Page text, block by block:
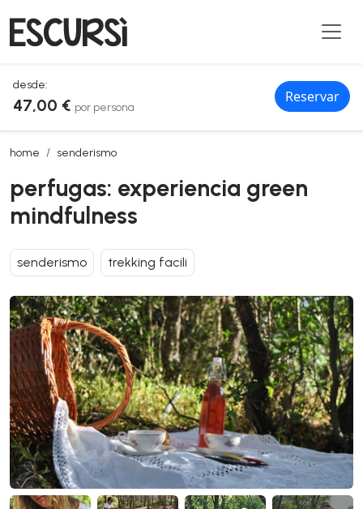
desde:
47,00 € por persona
Reservar
home senderismo
perfugas: experiencia green mindfulness
perfugas: experiencia green
mindfulness
senderismo trekking facili